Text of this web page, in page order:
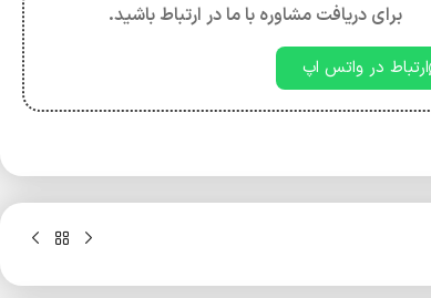
برای دریافت مشاوره با ما در ارتباط باشید.
ارتباط در واتس اپ